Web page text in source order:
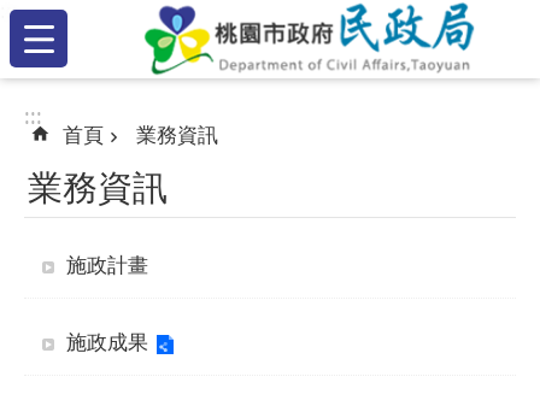
跳到主要內容區塊
:::
:::
:::
首頁 業務資訊
業務資訊
施政計畫
施政成果